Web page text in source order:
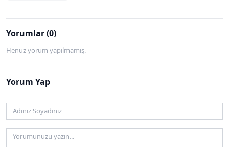
Yorumlar (0)
Henüz yorum yapılmamış.
Yorum Yap